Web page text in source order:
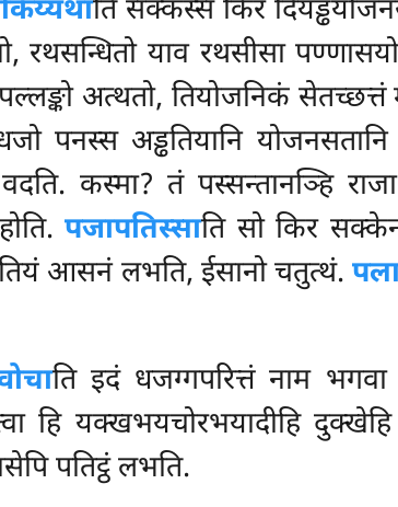
ति सक्कस्स किर
याव रथसीसा
अत्थतो, तियोजनिकं
पनस्स अड्ढतियानि
कस्मा? तं पस्सन्तानञ्हि
पजापतिस्साति सो किर
आसनं लभति, ईसानो चतुत्थं.
ति इदं धजग्गपरित्तं नाम
यक्खभयचोरभयादीहि दुक्खेहि
पतिट्ठं लभति.